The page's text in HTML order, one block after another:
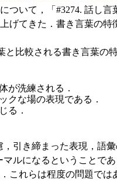
ついて，「#3274. 話し言
げてきた．書き言葉の
比較される書き言葉の
が洗練される．
クな場の表現である．
る．
引き締まった表現，語
マルになるということで
これらは程度の問題で